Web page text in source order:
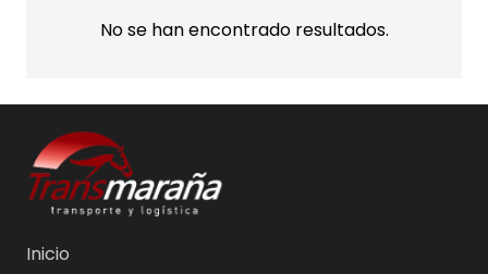
No se han encontrado resultados.
Inicio